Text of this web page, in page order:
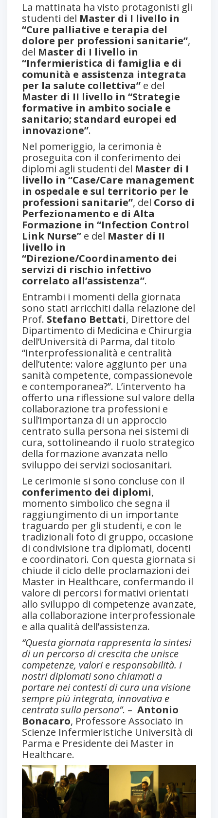
La mattinata ha visto protagonisti gli
studenti del Master di I livello in
“Cure palliative e terapia del
dolore per professioni sanitarie”,
del Master di I livello in
“Infermieristica di famiglia e di
comunità e assistenza integrata
per la salute collettiva” e del
Master di II livello in “Strategie
formative in ambito sociale e
sanitario; standard europei ed
innovazione”.
Nel pomeriggio, la cerimonia è
proseguita con il conferimento dei
diplomi agli studenti del Master di I
livello in “Case/Care management
in ospedale e sul territorio per le
professioni sanitarie”, del Corso di
Perfezionamento e di Alta
Formazione in “Infection Control
Link Nurse” e del Master di II
livello in
“Direzione/Coordinamento dei
servizi di rischio infettivo
correlato all’assistenza”.
Entrambi i momenti della giornata
sono stati arricchiti dalla relazione del
Prof. Stefano Bettati, Direttore del
Dipartimento di Medicina e Chirurgia
dell’Università di Parma, dal titolo
“Interprofessionalità e centralità
dell’utente: valore aggiunto per una
sanità competente, compassionevole
e contemporanea?”. L’intervento ha
offerto una riflessione sul valore della
collaborazione tra professioni e
sull’importanza di un approccio
centrato sulla persona nei sistemi di
cura, sottolineando il ruolo strategico
della formazione avanzata nello
sviluppo dei servizi sociosanitari.
Le cerimonie si sono concluse con il
conferimento dei diplomi,
momento simbolico che segna il
raggiungimento di un importante
traguardo per gli studenti, e con le
tradizionali foto di gruppo, occasione
di condivisione tra diplomati, docenti
e coordinatori. Con questa giornata si
chiude il ciclo delle proclamazioni dei
Master in Healthcare, confermando il
valore di percorsi formativi orientati
allo sviluppo di competenze avanzate,
alla collaborazione interprofessionale
e alla qualità dell’assistenza.
“Questa giornata rappresenta la sintesi
di un percorso di crescita che unisce
competenze, valori e responsabilità. I
nostri diplomati sono chiamati a
portare nei contesti di cura una visione
sempre più integrata, innovativa e
centrata sulla persona”. – Antonio
Bonacaro, Professore Associato in
Scienze Infermieristiche Università di
Parma e Presidente dei Master in
Healthcare.